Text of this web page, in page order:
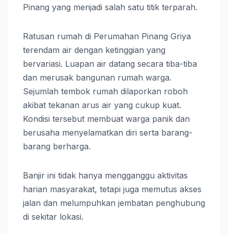
Pinang yang menjadi salah satu titik terparah.
Ratusan rumah di Perumahan Pinang Griya
terendam air dengan ketinggian yang
bervariasi. Luapan air datang secara tiba-tiba
dan merusak bangunan rumah warga.
Sejumlah tembok rumah dilaporkan roboh
akibat tekanan arus air yang cukup kuat.
Kondisi tersebut membuat warga panik dan
berusaha menyelamatkan diri serta barang-
barang berharga.
Banjir ini tidak hanya mengganggu aktivitas
harian masyarakat, tetapi juga memutus akses
jalan dan melumpuhkan jembatan penghubung
di sekitar lokasi.